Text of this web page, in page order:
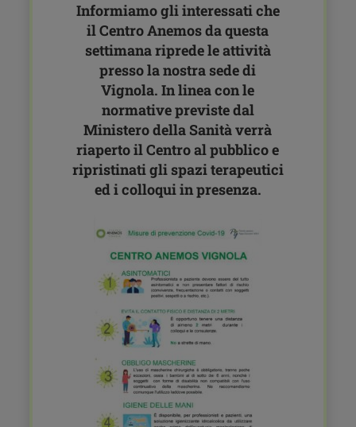
Informiamo gli interessati che
il Centro Anemos da questa
settimana riprede le attività
presso la nostra sede di
Vignola. In linea con le
normative previste dal
Ministero della Sanità verrà
riaperto il Centro al pubblico e
ripristinati gli spazi terapeutici
ed i colloqui in presenza.